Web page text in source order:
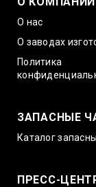
О нас
О заводах
Политика
ЗАПАСНЫЕ
Каталог
ПРЕСС-